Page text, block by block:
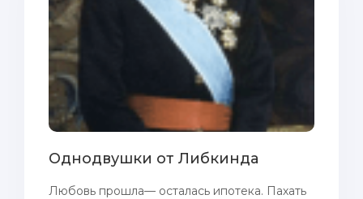
Однодвушки от Либкинда
Любовь прошла— осталась ипотека. Пахать